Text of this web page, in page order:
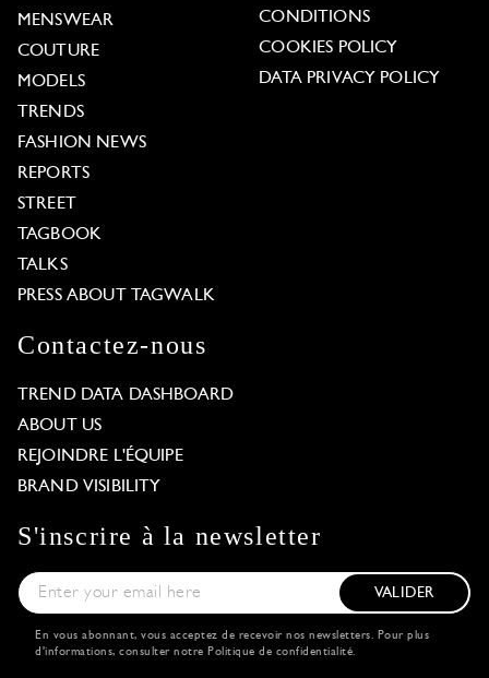
MENSWEAR
COUTURE
MODELS
TRENDS
FASHION NEWS
REPORTS
STREET
TAGBOOK
TALKS
PRESS ABOUT TAGWALK
CONDITIONS
COOKIES POLICY
DATA PRIVACY POLICY
Contactez-nous
TREND DATA DASHBOARD
ABOUT US
REJOINDRE L'ÉQUIPE
BRAND VISIBILITY
S'inscrire à la newsletter
VALIDER
En vous abonnant, vous acceptez de recevoir nos newsletters. Pour plus
d'informations, consulter notre Politique de confidentialité.